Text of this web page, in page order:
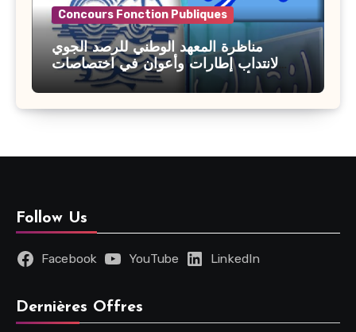
Concours Fonction Publiques
مناظرة المعهد الوطني للرصد الجوي
لانتداب إطارات وأعوان في اختصاصات
مختلفة : أخر اجل للترشح 27 جويلية 2026
Follow Us
Facebook YouTube LinkedIn
Dernières Offres